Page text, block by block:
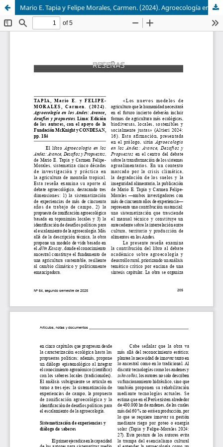
Mario E. Tapia y Felipe Morales, Carmen. (2024). Agroecología en los Andes: Avance, desafíos y propuestas. Lima: Edición de los autores, con el apoyo de la Fundación McKnight y CONDESAN. pp. 184